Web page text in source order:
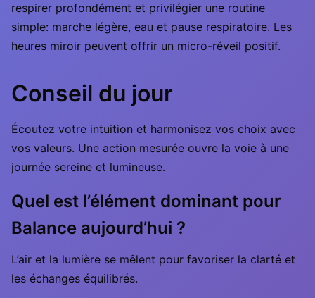
respirer profondément et privilégier une routine
simple: marche légère, eau et pause respiratoire. Les
heures miroir peuvent offrir un micro-réveil positif.
Conseil du jour
Écoutez votre intuition et harmonisez vos choix avec
vos valeurs. Une action mesurée ouvre la voie à une
journée sereine et lumineuse.
Quel est l’élément dominant pour
Balance aujourd’hui ?
L’air et la lumière se mêlent pour favoriser la clarté et
les échanges équilibrés.